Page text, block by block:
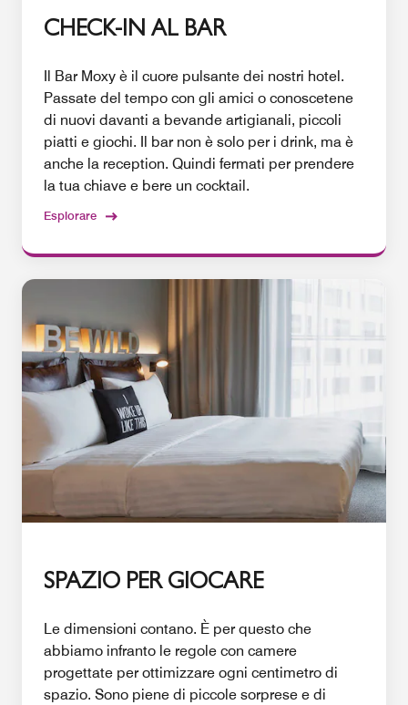
CHECK-IN AL BAR
Il Bar Moxy è il cuore pulsante dei nostri hotel.
Passate del tempo con gli amici o conoscetene
di nuovi davanti a bevande artigianali, piccoli
piatti e giochi. Il bar non è solo per i drink, ma è
anche la reception. Quindi fermati per prendere
la tua chiave e bere un cocktail.
Esplorare
SPAZIO PER GIOCARE
Le dimensioni contano. È per questo che
abbiamo infranto le regole con camere
progettate per ottimizzare ogni centimetro di
spazio. Sono piene di piccole sorprese e di